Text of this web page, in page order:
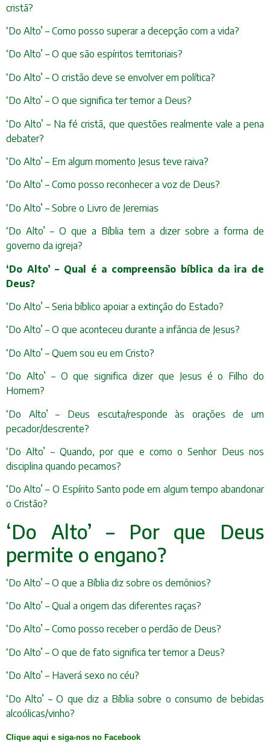
cristã?
‘Do Alto’ – Como posso superar a decepção com a vida?
‘Do Alto’ – O que são espíritos territoriais?
‘Do Alto’ – O cristão deve se envolver em política?
‘Do Alto’ – O que significa ter temor a Deus?
‘Do Alto’ – Na fé cristã, que questões realmente vale a pena
debater?
‘Do Alto’ – Em algum momento Jesus teve raiva?
‘Do Alto’ – Como posso reconhecer a voz de Deus?
‘Do Alto’ – Sobre o Livro de Jeremias
‘Do Alto’ – O que a Bíblia tem a dizer sobre a forma de
governo da igreja?
‘Do Alto’ – Qual é a compreensão bíblica da ira de
Deus?
‘Do Alto’ – Seria bíblico apoiar a extinção do Estado?
‘Do Alto’ – O que aconteceu durante a infância de Jesus?
‘Do Alto’ – Quem sou eu em Cristo?
‘Do Alto’ – O que significa dizer que Jesus é o Filho do
Homem?
‘Do Alto’ – Deus escuta/responde às orações de um
pecador/descrente?
‘Do Alto’ – Quando, por que e como o Senhor Deus nos
disciplina quando pecamos?
‘Do Alto’ – O Espírito Santo pode em algum tempo abandonar
o Cristão?
‘Do Alto’ – Por que Deus
permite o engano?
‘Do Alto’ – O que a Bíblia diz sobre os demônios?
‘Do Alto’ – Qual a origem das diferentes raças?
‘Do Alto’ – Como posso receber o perdão de Deus?
‘Do Alto’ – O que de fato significa ter temor a Deus?
‘Do Alto’ – Haverá sexo no céu?
‘Do Alto’ – O que diz a Bíblia sobre o consumo de bebidas
alcoólicas/vinho?
Clique aqui e siga-nos no Facebook